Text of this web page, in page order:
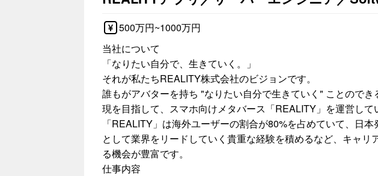
500万円~1000万円
当社について
「なりたい自分で、生きていく。」
それが私たちREALITY株式会社のビジョンです。
誰もがアバターを持ち "なりたい自分で生きていく" ことので
現を目指して、スマホ向けメタバース「REALITY」を運営して
「REALITY」は海外ユーザーの割合が80%を占めていて、日
として業界をリードしていく貴重な経験を積めるなど、キャリ
る機会が豊富です。
仕事内容